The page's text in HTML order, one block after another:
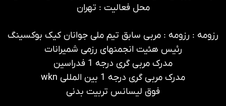
محل فعالیت : تهران
رزومه : رزومه : مربی سابق تیم ملی جوانان کیک بوکسینگ
رئیس هئیت انجمنهای رزمی شمیرانات
مدرک مربی گری درجه 1 فدراسین
مدرک مربی گری درجه 1 بین المللی wkn
فوق لیسانس تربیت بدنی